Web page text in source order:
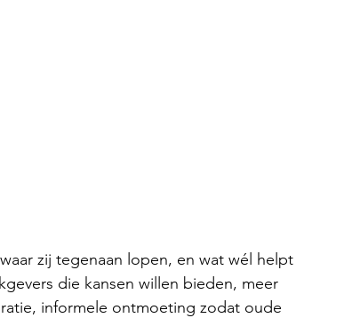
zij tegenaan lopen, en wat wél helpt
die kansen willen bieden, meer
informele ontmoeting zodat oude